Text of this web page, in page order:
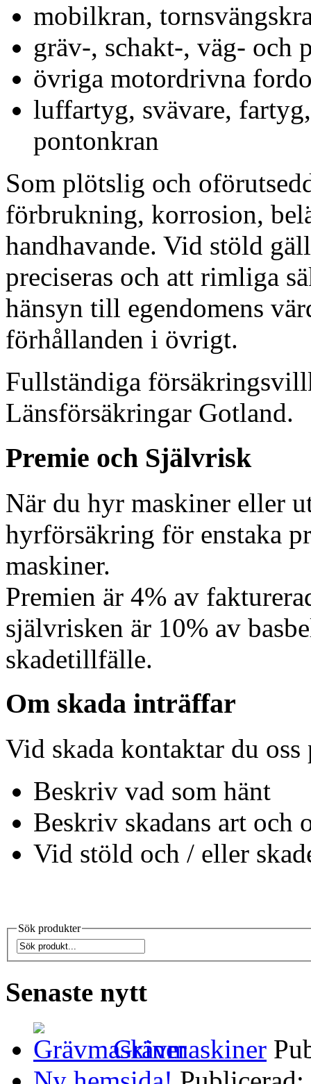
mobilkran,
gräv-, schakt-, väg- och
övriga motordrivna
luffartyg, svävare,
pontonkran
Som plötslig och
förbrukning, korrosion,
handhavande. Vid stöld
preciseras och att rimliga
hänsyn till egendomens
förhållanden i övrigt.
Fullständiga
Länsförsäkringar Gotland.
Premie och Självrisk
När du hyr maskiner eller
hyrförsäkring för enstaka
maskiner.
Premien är 4% av
självrisken är 10% av
skadetillfälle.
Om skada inträffar
Vid skada kontaktar du
Beskriv vad som hänt
Beskriv skadans art och
Vid stöld och / eller
Sök produkter
Senaste nytt
Grävmaskiner